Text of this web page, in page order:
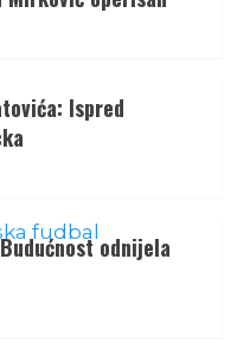
Ispred
odnijela